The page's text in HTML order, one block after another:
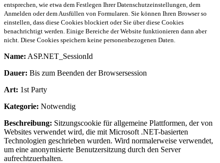
entsprechen, wie etwa dem Festlegen Ihrer Datenschutzeinstellungen, dem
Anmelden oder dem Ausfüllen von Formularen. Sie können Ihren Browser so
einstellen, dass diese Cookies blockiert oder Sie über diese Cookies
benachrichtigt werden. Einige Bereiche der Website funktionieren dann aber
nicht. Diese Cookies speichern keine personenbezogenen Daten.
Name: ASP.NET_SessionId
Dauer: Bis zum Beenden der Browsersession
Art: 1st Party
Kategorie: Notwendig
Beschreibung: Sitzungscookie für allgemeine Plattformen, der von
Websites verwendet wird, die mit Microsoft .NET-basierten
Technologien geschrieben wurden. Wird normalerweise verwendet,
um eine anonymisierte Benutzersitzung durch den Server
aufrechtzuerhalten.